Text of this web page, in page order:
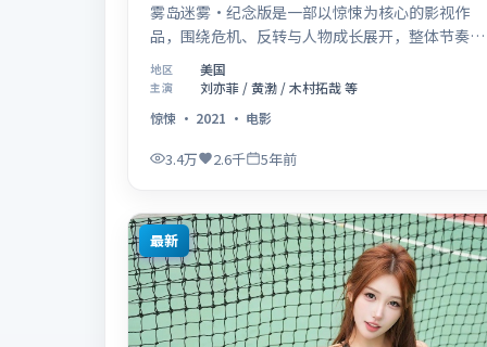
雾岛迷雾·纪念版是一部以惊悚为核心的影视作
品，围绕危机、反转与人物成长展开，整体节奏紧
凑，值得推荐观看。
地区 美国
主演
刘亦菲 / 黄渤 / 木村拓哉 等
惊悚 · 2021 · 电影
3.4万 2.6千 5年前
最新